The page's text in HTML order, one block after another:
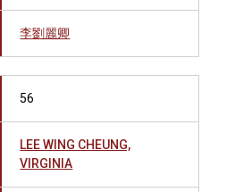
李劉麗卿
56
LEE WING CHEUNG,
VIRGINIA